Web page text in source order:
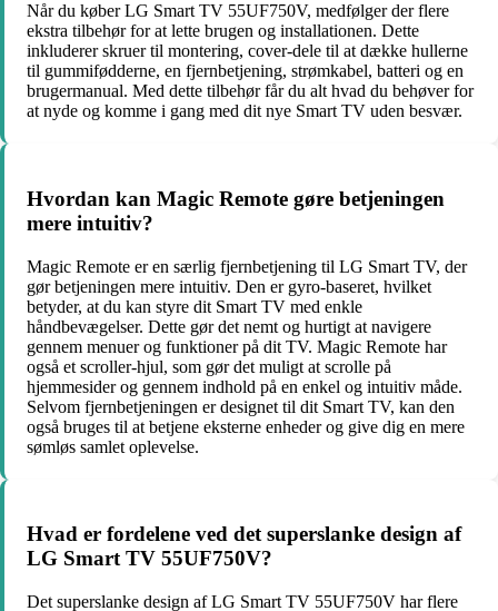
Når du køber LG Smart TV 55UF750V, medfølger der flere
ekstra tilbehør for at lette brugen og installationen. Dette
inkluderer skruer til montering, cover-dele til at dække hullerne
til gummifødderne, en fjernbetjening, strømkabel, batteri og en
brugermanual. Med dette tilbehør får du alt hvad du behøver for
at nyde og komme i gang med dit nye Smart TV uden besvær.
Hvordan kan Magic Remote gøre betjeningen
mere intuitiv?
Magic Remote er en særlig fjernbetjening til LG Smart TV, der
gør betjeningen mere intuitiv. Den er gyro-baseret, hvilket
betyder, at du kan styre dit Smart TV med enkle
håndbevægelser. Dette gør det nemt og hurtigt at navigere
gennem menuer og funktioner på dit TV. Magic Remote har
også et scroller-hjul, som gør det muligt at scrolle på
hjemmesider og gennem indhold på en enkel og intuitiv måde.
Selvom fjernbetjeningen er designet til dit Smart TV, kan den
også bruges til at betjene eksterne enheder og give dig en mere
sømløs samlet oplevelse.
Hvad er fordelene ved det superslanke design af
LG Smart TV 55UF750V?
Det superslanke design af LG Smart TV 55UF750V har flere